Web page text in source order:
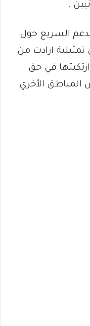
.
السريع حول
ارادت من
في حق
المناطق الأخري